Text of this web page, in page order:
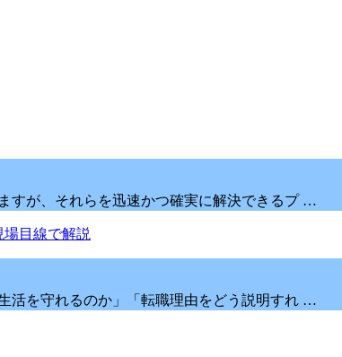
すが、それらを迅速かつ確実に解決できるプ …
活を守れるのか」「転職理由をどう説明すれ …